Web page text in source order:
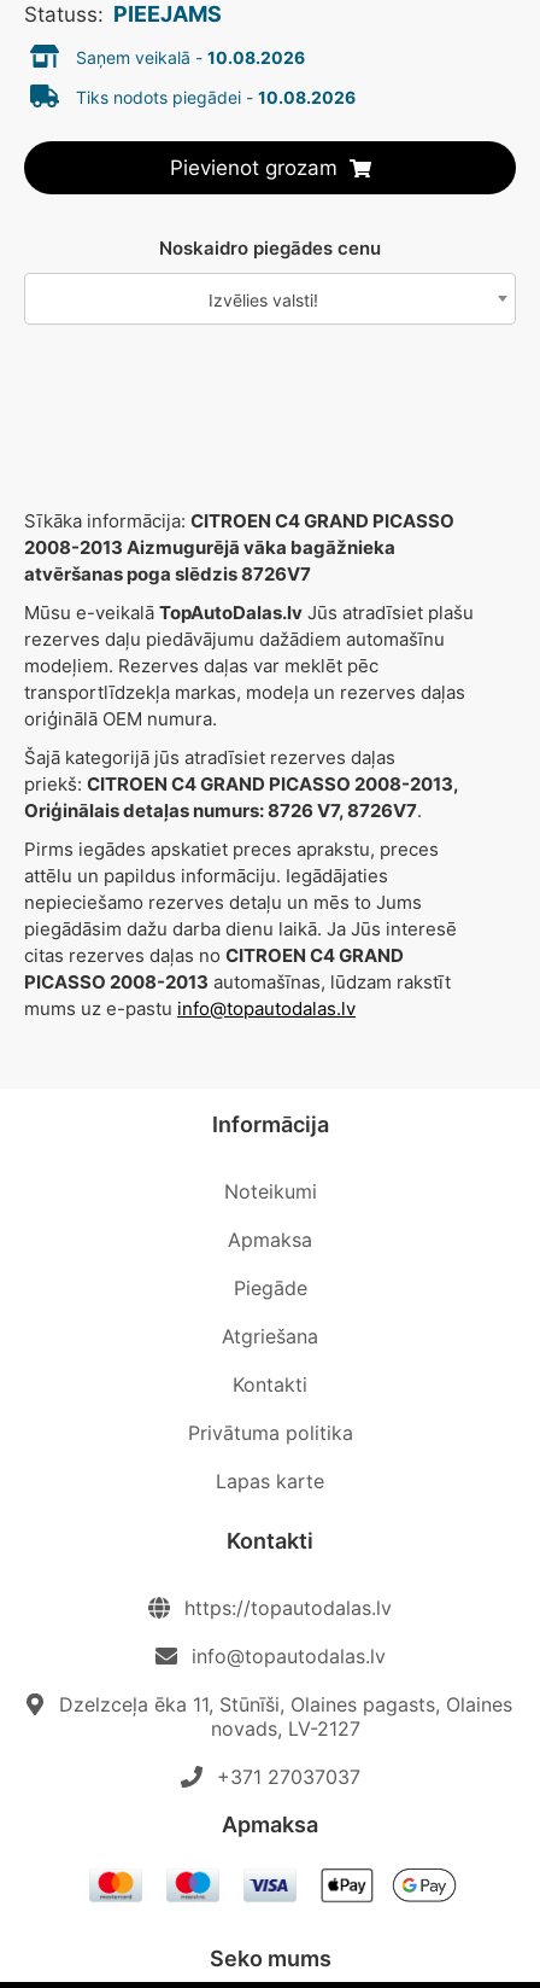
Statuss: PIEEJAMS
Saņem veikalā - 10.08.2026
Tiks nodots piegādei - 10.08.2026
Pievienot grozam
Noskaidro piegādes cenu
Izvēlies valsti!
Sīkāka informācija: CITROEN C4 GRAND PICASSO
2008-2013 Aizmugurējā vāka bagāžnieka
atvēršanas poga slēdzis 8726V7
Mūsu e-veikalā TopAutoDalas.lv Jūs atradīsiet plašu
rezerves daļu piedāvājumu dažādiem automašīnu
modeļiem. Rezerves daļas var meklēt pēc
transportlīdzekļa markas, modeļa un rezerves daļas
oriģinālā OEM numura.
Šajā kategorijā jūs atradīsiet rezerves daļas
priekš: CITROEN C4 GRAND PICASSO 2008-2013,
Oriģinālais detaļas numurs: 8726 V7, 8726V7.
Pirms iegādes apskatiet preces aprakstu, preces
attēlu un papildus informāciju. Iegādājaties
nepieciešamo rezerves detaļu un mēs to Jums
piegādāsim dažu darba dienu laikā. Ja Jūs interesē
citas rezerves daļas no CITROEN C4 GRAND
PICASSO 2008-2013 automašīnas, lūdzam rakstīt
mums uz e-pastu info@topautodalas.lv
Informācija
Noteikumi
Apmaksa
Piegāde
Atgriešana
Kontakti
Privātuma politika
Lapas karte
Kontakti
https://topautodalas.lv
info@topautodalas.lv
Dzelzceļa ēka 11, Stūnīši, Olaines pagasts, Olaines
novads, LV-2127
+371 27037037‬
Apmaksa
Seko mums